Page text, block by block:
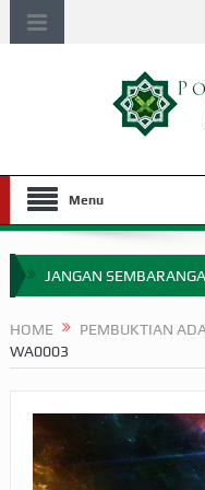
Menu
JANGAN
MIMPI YANG
SEBELUM TIBA SAAT
HAKIKAT NIKMAT DI
HOME PEMBUKTIAN
WA0003